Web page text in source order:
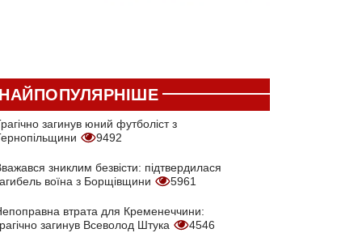
загинув юний футболіст з
9492
зниклим безвісти: підтвердилася
воїна з Борщівщини
5961
втрата для Кременеччини:
загинув Всеволод Штука
4546